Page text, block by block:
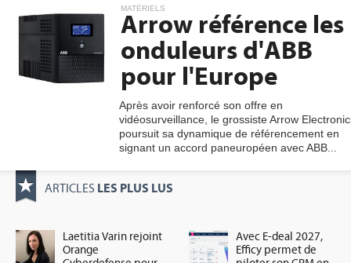
gratuite
MATÉRIELS
Arrow référence les
onduleurs d'ABB
pour l'Europe
Après avoir renforcé son offre en
vidéosurveillance, le grossiste Arrow
poursuit sa dynamique de référencement en
signant un accord paneuropéen avec ABB...
ARTICLES LES PLUS LUS
Laetitia Varin rejoint
Orange
Avec E-deal 2027,
Efficy permet de